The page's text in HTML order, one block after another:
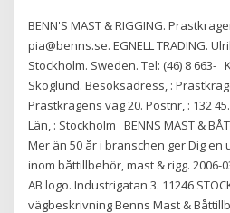
BENN'S MAST & RIGGING.
pia@benns.se. EGNELL TRADING.
Stockholm. Sweden. Tel: (46) 8 663-
Skoglund. Besöksadress, :
Prästkragens väg 20. Postnr, : 132 45.
Län, : Stockholm BENNS MAST &
Mer än 50 år i branschen ger Dig
inom båttillbehör, mast & rigg. 2006-
AB logo. Industrigatan 3. 11246
vägbeskrivning Benns Mast &